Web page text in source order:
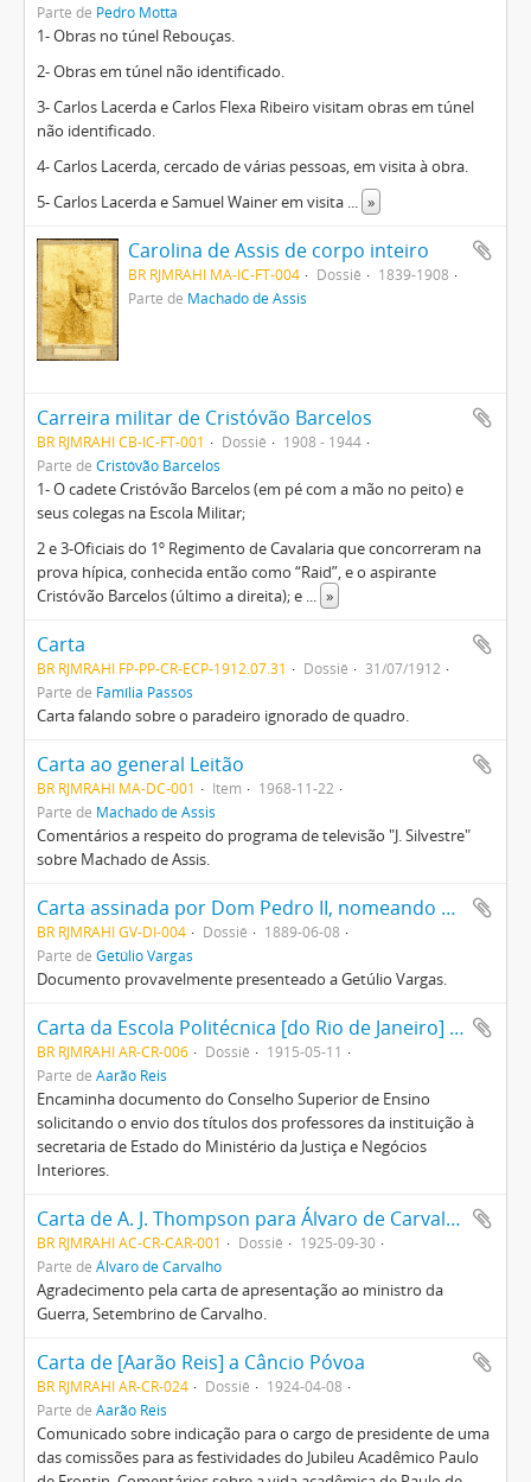
Parte de Pedro Motta
1- Obras no túnel Rebouças.
2- Obras em túnel não identificado.
3- Carlos Lacerda e Carlos Flexa Ribeiro visitam obras em túnel
não identificado.
4- Carlos Lacerda, cercado de várias pessoas, em visita à obra.
5- Carlos Lacerda e Samuel Wainer em visita ... »
Carolina de Assis de corpo inteiro
BR RJMRAHI MA-IC-FT-004 Dossiê
1839-1908
Parte de Machado de Assis
Carreira militar de Cristóvão Barcelos
BR RJMRAHI CB-IC-FT-001 Dossiê
1908 - 1944
Parte de Cristóvão Barcelos
1- O cadete Cristóvão Barcelos (em pé com a mão no peito) e
seus colegas na Escola Militar;
2 e 3-Oficiais do 1º Regimento de Cavalaria que concorreram na
prova hípica, conhecida então como “Raid”, e o aspirante
Cristóvão Barcelos (último a direita); e ... »
Carta
BR RJMRAHI FP-PP-CR-ECP-1912.07.31 Dossiê
31/07/1912
Parte de Família Passos
Carta falando sobre o paradeiro ignorado de quadro.
Carta ao general Leitão
BR RJMRAHI MA-DC-001 Item
1968-11-22
Parte de Machado de Assis
Comentários a respeito do programa de televisão "J. Silvestre"
sobre Machado de Assis.
Carta assinada por Dom Pedro II, nomeando o Brigadeiro José Vieira Couto de Magalhães para Presidente da Província de São Paulo
BR RJMRAHI GV-DI-004 Dossiê
1889-06-08
Parte de Getúlio Vargas
Documento provavelmente presenteado a Getúlio Vargas.
Carta da Escola Politécnica [do Rio de Janeiro] assinada pelo secretário João Correia Poros
BR RJMRAHI AR-CR-006 Dossiê
1915-05-11
Parte de Aarão Reis
Encaminha documento do Conselho Superior de Ensino
solicitando o envio dos títulos dos professores da instituição à
secretaria de Estado do Ministério da Justiça e Negócios
Interiores.
Carta de A. J. Thompson para Álvaro de Carvalho
BR RJMRAHI AC-CR-CAR-001 Dossiê
1925-09-30
Parte de Álvaro de Carvalho
Agradecimento pela carta de apresentação ao ministro da
Guerra, Setembrino de Carvalho.
Carta de [Aarão Reis] a Câncio Póvoa
BR RJMRAHI AR-CR-024 Dossiê
1924-04-08
Parte de Aarão Reis
Comunicado sobre indicação para o cargo de presidente de uma
das comissões para as festividades do Jubileu Acadêmico Paulo